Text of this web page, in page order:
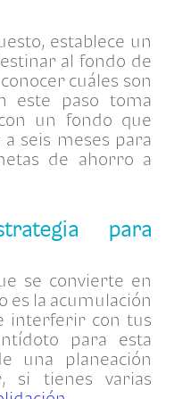
establece un
al fondo de
cuáles son
este paso toma
un fondo que
seis meses para
de ahorro a
para
se convierte en
es la acumulación
interferir con tus
para esta
una planeación
si tienes varias